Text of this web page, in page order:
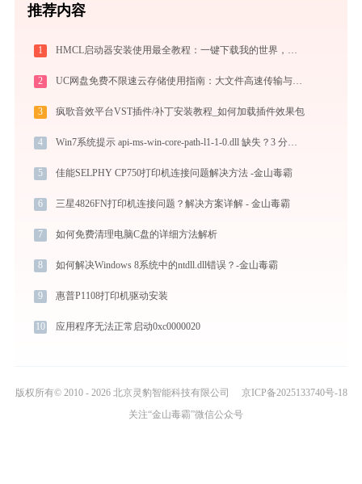
推荐内容
1 HMCL启动器安装使用最全教程：一键下载我的世界，轻松搞定Mod与Java配置
2 UC网盘免费不限速云存储使用指南：大文件高速传输与在线协作实战
3 疯歌音效平台VST插件/补丁安装教程_如何加载插件效果包
4 Win7系统提示 api-ms-win-core-path-l1-1-0.dll 缺失？3 分钟搞定的修复攻略（附补丁和权限设置）
5 佳能SELPHY CP750打印机连接问题解决方法 -金山毒霸
6 三星4826FN打印机连接问题？解决方案详解 - 金山毒霸
7 如何免费清理电脑C盘的详细方法解析
8 如何解决Windows 8系统中的ntdll.dll错误？-金山毒霸
9 惠普P1108打印机驱动安装
10 应用程序无法正常启动0xc0000020
版权所有© 2010 - 2026 北京灵豹智能科技有限公司
京ICP备2025133740号-18
关注“金山毒霸”微信公众号